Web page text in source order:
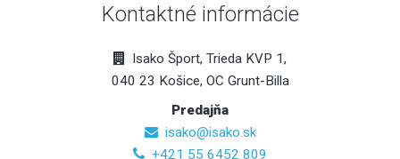
Kontaktné informácie
Isako Šport, Trieda KVP 1,
040 23 Košice, OC Grunt-Billa
Predajňa
isako@isako.sk
+421 55 6452 809